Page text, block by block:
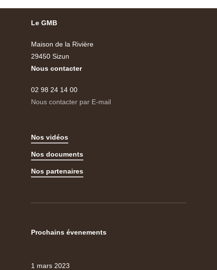
Le GMB
Maison de la Rivière
29450 Sizun
Nous contacter
02 98 24 14 00
Nous contacter par E-mail
Nos vidéos
Nos documents
Nos partenaires
Prochains évenements
1 mars 2023